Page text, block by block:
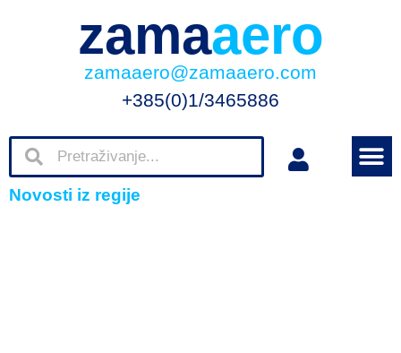
zamaaero
zamaaero@zamaaero.com
+385(0)1/3465886
Novosti iz regije